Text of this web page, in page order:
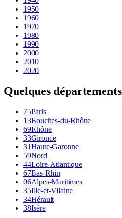
1950
1960
1970
1980
1990
2000
2010
2020
Quelques départements
75Paris
13Bouches-du-Rhône
69Rhône
33Gironde
31Haute-Garonne
59Nord
44Loire-Atlantique
67Bas-Rhin
06Alpes-Maritimes
35Ille-et-Vilaine
34Hérault
38Isère